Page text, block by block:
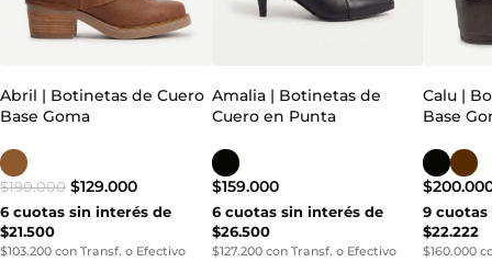
Abril | Botinetas de Cuero
Base Goma
$190.000 $129.000
6 cuotas sin interés de
$21.500
$103.200 con Transf. o Efectivo
Amalia | Botinetas de
Cuero en Punta
$159.000
6 cuotas sin interés de
$26.500
$127.200 con Transf. o Efectivo
Calu |
Base
$
9 cuotas
$22.222
$160.000